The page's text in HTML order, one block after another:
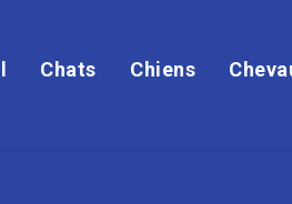
Chats Chiens